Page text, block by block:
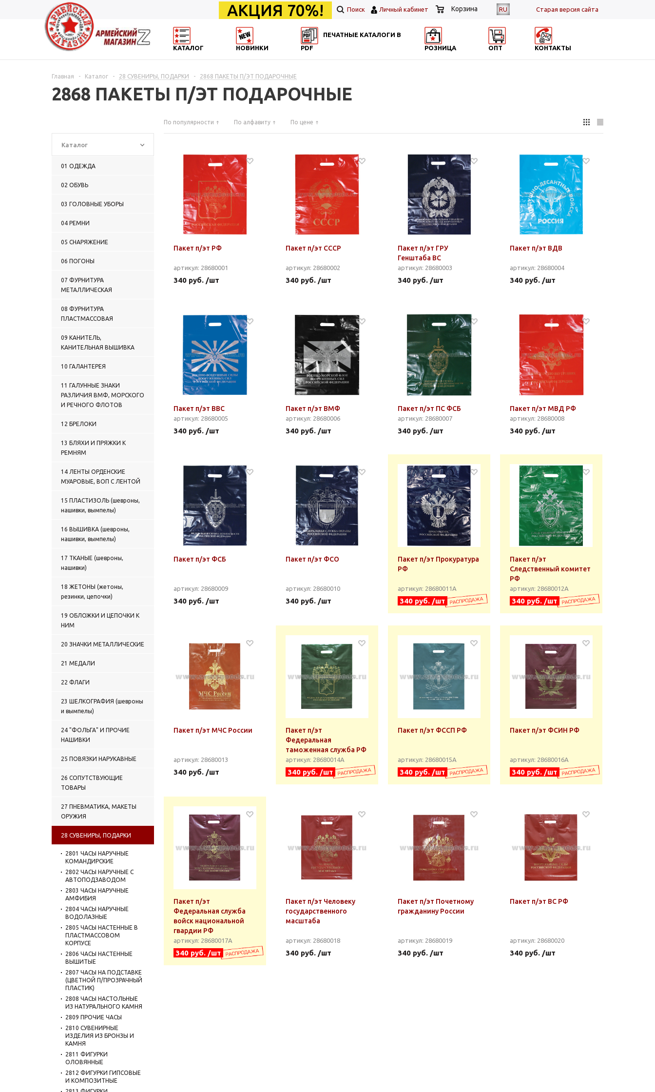
RU Cтарая версия сайта
АКЦИЯ 70%! Поиск Личный кабинет Корзина
КАТАЛОГ НОВИНКИ
ПЕЧАТНЫЕ КАТАЛОГИ В
PDF
РОЗНИЦА ОПТ КОНТАКТЫ
Главная - Каталог - 28 СУВЕНИРЫ, ПОДАРКИ - 2868 ПАКЕТЫ П/ЭТ ПОДАРОЧНЫЕ
2868 ПАКЕТЫ П/ЭТ ПОДАРОЧНЫЕ
Каталог
01 ОДЕЖДА
02 ОБУВЬ
03 ГОЛОВНЫЕ УБОРЫ
04 РЕМНИ
05 СНАРЯЖЕНИЕ
06 ПОГОНЫ
07 ФУРНИТУРА
МЕТАЛЛИЧЕСКАЯ
08 ФУРНИТУРА
ПЛАСТМАССОВАЯ
09 КАНИТЕЛЬ,
КАНИТЕЛЬНАЯ ВЫШИВКА
10 ГАЛАНТЕРЕЯ
11 ГАЛУННЫЕ ЗНАКИ
РАЗЛИЧИЯ ВМФ, МОРСКОГО
И РЕЧНОГО ФЛОТОВ
12 БРЕЛОКИ
13 БЛЯХИ И ПРЯЖКИ К
РЕМНЯМ
14 ЛЕНТЫ ОРДЕНСКИЕ
МУАРОВЫЕ, ВОП С ЛЕНТОЙ
15 ПЛАСТИЗОЛЬ (шевроны,
нашивки, вымпелы)
16 ВЫШИВКА (шевроны,
нашивки, вымпелы)
17 ТКАНЫЕ (шевроны,
нашивки)
18 ЖЕТОНЫ (жетоны,
резинки, цепочки)
19 ОБЛОЖКИ И ЦЕПОЧКИ К
НИМ
20 ЗНАЧКИ МЕТАЛЛИЧЕСКИЕ
21 МЕДАЛИ
22 ФЛАГИ
23 ШЕЛКОГРАФИЯ (шевроны
и вымпелы)
24 "ФОЛЬГА" И ПРОЧИЕ
НАШИВКИ
25 ПОВЯЗКИ НАРУКАВНЫЕ
26 СОПУТСТВУЮЩИЕ
ТОВАРЫ
27 ПНЕВМАТИКА, МАКЕТЫ
ОРУЖИЯ
28 СУВЕНИРЫ, ПОДАРКИ
2801 ЧАСЫ НАРУЧНЫЕ
КОМАНДИРСКИЕ
2802 ЧАСЫ НАРУЧНЫЕ С
АВТОПОДЗАВОДОМ
2803 ЧАСЫ НАРУЧНЫЕ
АМФИБИЯ
2804 ЧАСЫ НАРУЧНЫЕ
ВОДОЛАЗНЫЕ
2805 ЧАСЫ НАСТЕННЫЕ В
ПЛАСТМАССОВОМ
КОРПУСЕ
2806 ЧАСЫ НАСТЕННЫЕ
ВЫШИТЫЕ
2807 ЧАСЫ НА ПОДСТАВКЕ
(ЦВЕТНОЙ П/ПРОЗРАЧНЫЙ
ПЛАСТИК)
2808 ЧАСЫ НАСТОЛЬНЫЕ
ИЗ НАТУРАЛЬНОГО КАМНЯ
2809 ПРОЧИЕ ЧАСЫ
2810 СУВЕНИРНЫЕ
ИЗДЕЛИЯ ИЗ БРОНЗЫ И
КАМНЯ
2811 ФИГУРКИ
ОЛОВЯННЫЕ
2812 ФИГУРКИ ГИПСОВЫЕ
И КОМПОЗИТНЫЕ
По популярности По алфавиту По цене
Пакет п/эт РФ
артикул: 28680001
340 руб. /шт
Пакет п/эт СССР
артикул: 28680002
340 руб. /шт
Пакет п/эт ГРУ
Генштаба ВС
артикул: 28680003
340 руб. /шт
Пакет п/эт ВДВ
артикул: 28680004
340 руб. /шт
Пакет п/эт ВВС
артикул: 28680005
340 руб. /шт
Пакет п/эт ВМФ
артикул: 28680006
340 руб. /шт
Пакет п/эт ПС ФСБ
артикул: 28680007
340 руб. /шт
Пакет п/эт МВД РФ
артикул: 28680008
340 руб. /шт
Пакет п/эт ФСБ
артикул: 28680009
340 руб. /шт
Пакет п/эт ФСО
артикул: 28680010
340 руб. /шт
Пакет п/эт Прокуратура
РФ
артикул: 28680011А
340 руб. /шт
Пакет п/эт
Следственный комитет
РФ
артикул: 28680012А
340 руб. /шт
Пакет п/эт МЧС России
артикул: 28680013
340 руб. /шт
Пакет п/эт
Федеральная
таможенная служба РФ
артикул: 28680014А
340 руб. /шт
Пакет п/эт ФССП РФ
артикул: 28680015А
340 руб. /шт
Пакет п/эт ФСИН РФ
артикул: 28680016А
340 руб. /шт
Пакет п/эт
Федеральная служба
войск национальной
гвардии РФ
артикул: 28680017А
340 руб. /шт
Пакет п/эт Человеку
государственного
масштаба
артикул: 28680018
340 руб. /шт
Пакет п/эт Почетному
гражданину России
артикул: 28680019
340 руб. /шт
Пакет п/эт ВС РФ
артикул: 28680020
340 руб. /шт